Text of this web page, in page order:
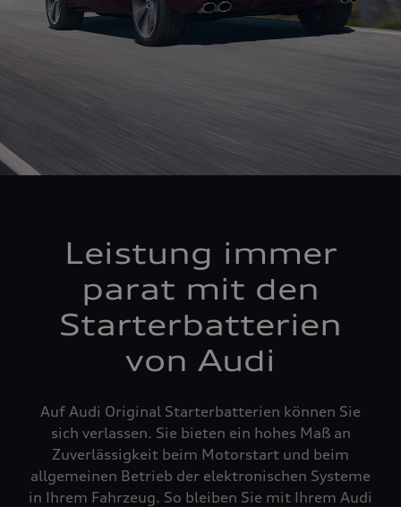
Leistung immer
parat mit den
Starterbatterien
von Audi
Auf Audi Original Starterbatterien können Sie
sich verlassen. Sie bieten ein hohes Maß an
Zuverlässigkeit beim Motorstart und beim
allgemeinen Betrieb der elektronischen Systeme
in Ihrem Fahrzeug. So bleiben Sie mit Ihrem Audi